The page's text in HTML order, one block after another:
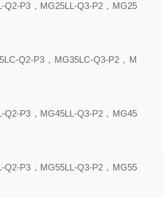
Q2-P3 ， MG25LL-Q3-P2， MG25
C-Q2-P3 ， MG35L C-Q3-P2， M
Q2-P3 ， MG45LL-Q3-P2， MG45
Q2-P3 ， MG55LL-Q3-P2， MG55